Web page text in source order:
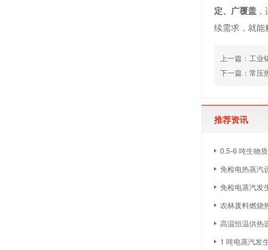
定、广覆盖
续需求，就能
上一篇：工
下一篇：常压
推荐资讯
0.5-6 吨生物
免检电热蒸汽设
免检电蒸汽发
农林废料燃烧
高温恒温供热选
1 吨电蒸汽发生